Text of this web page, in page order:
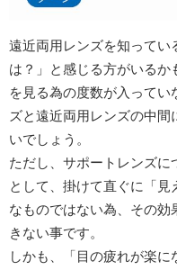
遠近両用レンズを知ってい
は？」と感じる方がいるか
を見る為の度数が入って
ズと遠近両用レンズの中
いでしょう。
ただし、サポートレンズ
として、掛けて直ぐに「
なものではない為、その
きない事です。
しかも、「目の疲れが楽